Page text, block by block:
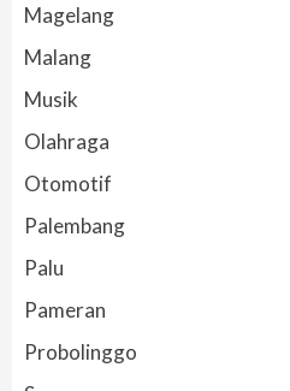
Magelang
Malang
Musik
Olahraga
Otomotif
Palembang
Palu
Pameran
Probolinggo